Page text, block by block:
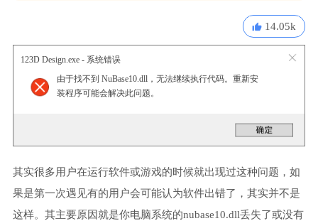
14.05k
123D Design.exe - 系统错误
由于找不到 NuBase10.dll，无法继续执行代码。重新安
装程序可能会解决此问题。
其实很多用户在运行软件或游戏的时候就出现过这种问题，如
果是第一次遇见有的用户会可能认为软件出错了，其实并不是
这样。其主要原因就是你电脑系统的nubase10.dll丢失了或没有